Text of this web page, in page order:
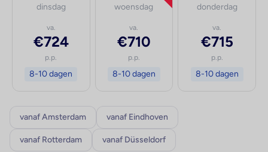
dinsdag
va.
€724
p.p.
8-10 dagen
woensdag
va.
€710
p.p.
8-10 dagen
donderdag
va.
€715
p.p.
8-10 dagen
vanaf Amsterdam vanaf Eindhoven
vanaf Rotterdam vanaf Düsseldorf